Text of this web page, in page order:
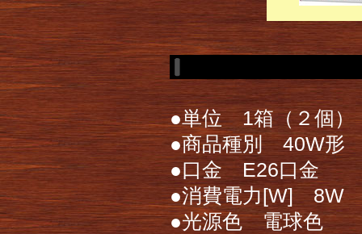
●単位 1箱（２個）
●商品種別 40W形
●口金 E26口金
●消費電力[W] 8W
●光源色 電球色